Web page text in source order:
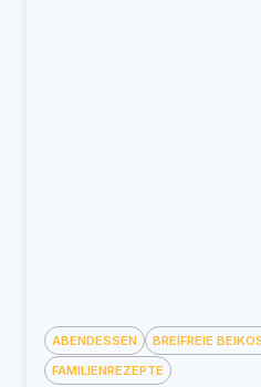
ABENDESSEN
BREIFREIE
FAMILIENREZEPTE